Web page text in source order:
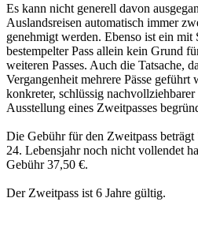
Es kann nicht generell davon
Auslandsreisen automatisch immer
genehmigt werden. Ebenso ist ein
bestempelter Pass allein kein Grund
weiteren Passes. Auch die Tatsache,
Vergangenheit mehrere Pässe
konkreter, schlüssig
Ausstellung eines Zweitpasses
Die Gebühr für den Zweitpass beträgt
24. Lebensjahr noch nicht vollendet
Gebühr 37,50 €.
Der Zweitpass ist 6 Jahre gültig.